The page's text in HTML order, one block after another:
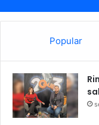
Popular